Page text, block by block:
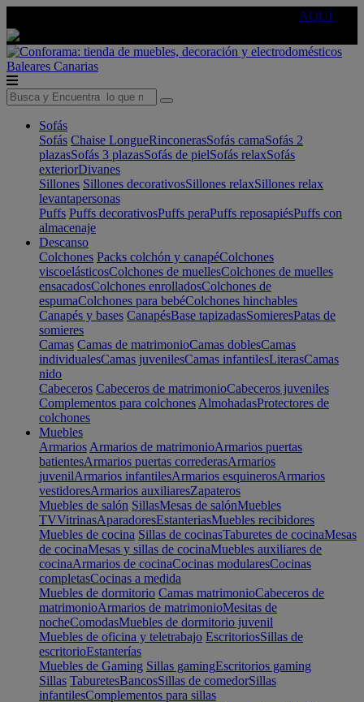
AQUÍ
Baleares Canarias
Sofás
Sofás Chaise LongueRinconerasSofás camaSofás 2
plazasSofás 3 plazasSofás de pielSofás relaxSofás
exteriorDivanes
Sillones Sillones decorativosSillones relaxSillones relax
levantapersonas
Puffs Puffs decorativosPuffs peraPuffs reposapiésPuffs con
almacenaje
Descanso
Colchones Packs colchón y canapéColchones
viscoelásticosColchones de muellesColchones de muelles
ensacadosColchones enrolladosColchones de
espumaColchones para bebéColchones hinchables
Canapés y bases CanapésBase tapizadasSomieresPatas de
somieres
Camas Camas de matrimonioCamas doblesCamas
individualesCamas juvenilesCamas infantilesLiterasCamas
nido
Cabeceros Cabeceros de matrimonioCabeceros juveniles
Complementos para colchones AlmohadasProtectores de
colchones
Muebles
Armarios Armarios de matrimonioArmarios puertas
batientesArmarios puertas correderasArmarios
juvenilArmarios infantilesArmarios esquinerosArmarios
vestidoresArmarios auxiliaresZapateros
Muebles de salón SillasMesas de salónMuebles
TVVitrinasAparadoresEstanteriasMuebles recibidores
Muebles de cocina Sillas de cocinasTaburetes de cocinaMesas
de cocinaMesas y sillas de cocinaMuebles auxiliares de
cocinaArmarios de cocinaCocinas modularesCocinas
completasCocinas a medida
Muebles de dormitorio Camas matrimonioCabeceros de
matrimonioArmarios de matrimonioMesitas de
nocheComodasMuebles de dormitorio juvenil
Muebles de oficina y teletrabajo EscritoriosSillas de
escritorioEstanterías
Muebles de Gaming Sillas gamingEscritorios gaming
Sillas TaburetesBancosSillas de comedorSillas
infantilesComplementos para sillas